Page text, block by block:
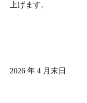
上げます。
2026 年 4 月末日